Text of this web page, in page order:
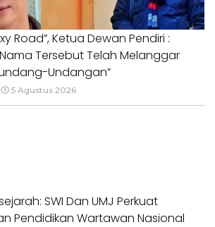
Road”, Ketua Dewan Pendiri :
Tersebut Telah Melanggar
Undangan”
5 Agustus 2026
SWI Dan UMJ Perkuat
Pendidikan Wartawan Nasional